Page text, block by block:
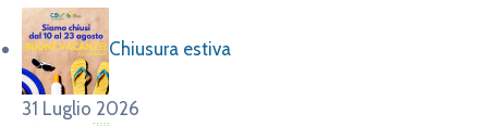
Chiusura estiva
31 Luglio 2026